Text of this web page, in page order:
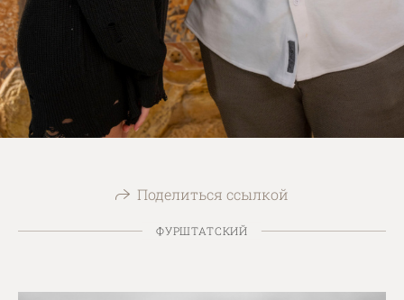
Поделиться ссылкой
ФУРШТАТСКИЙ